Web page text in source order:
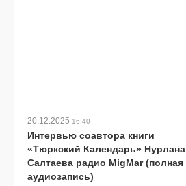
20.12.2025 16:40
Интервью соавтора книги
«Тюркский Календарь» Нурлана
Салтаева радио MigMar (полная
аудиозапись)